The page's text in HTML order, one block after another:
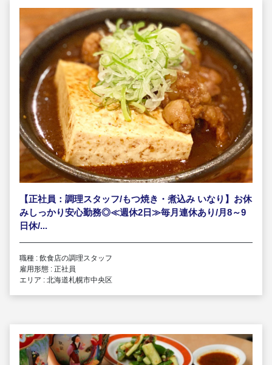
【正社員：調理スタッフ/もつ焼き・煮込み いなり】お休
みしっかり安心勤務◎≪週休2日≫毎月連休あり/月8～9
日休/...
職種 : 飲食店の調理スタッフ
雇用形態 : 正社員
エリア : 北海道札幌市中央区